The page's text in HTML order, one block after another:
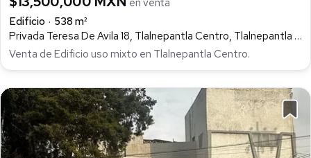
Edificio
538 m²
Privada Teresa De Avila 18, Tlalnepantla Centro, Tlalnepantla de Baz
Venta de Edificio uso mixto en Tlalnepantla Centro.